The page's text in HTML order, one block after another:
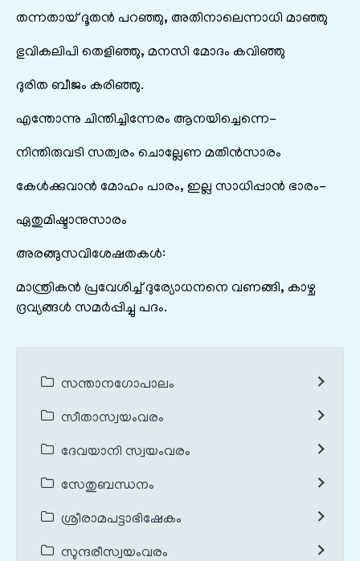
തന്നതായ് ദൂതൻ പറഞ്ഞു, അതിനാലെന്നാധി മാഞ്ഞു
ഭുവികലിപി തെളിഞ്ഞു, മനസി മോദം കവിഞ്ഞു
ദുരിത ബീജം കരിഞ്ഞു.
എന്തോന്നു ചിന്തിച്ചിന്നേരം ആനയിച്ചെന്നെ-
നിന്തിരുവടി സത്വരം ചൊല്ലേണ മതിൻസാരം
കേൾക്കുവാൻ മോഹം പാരം, ഇല്ല സാധിപ്പാൻ ഭാരം-
ഏതുമിഷ്ടാനുസാരം
അരങ്ങുസവിശേഷതകൾ:
മാന്ത്രികൻ പ്രവേശിച്ച് ദുര്യോധനനെ വണങ്ങി, കാഴ്ച
ദ്രവ്യങ്ങൾ സമർപ്പിച്ചു പദം.
സന്താനഗോപാലം
സീതാസ്വയംവരം
ദേവയാനി സ്വയംവരം
സേതുബന്ധനം
ശ്രീരാമപട്ടാഭിഷേകം
സുന്ദരീസ്വയംവരം